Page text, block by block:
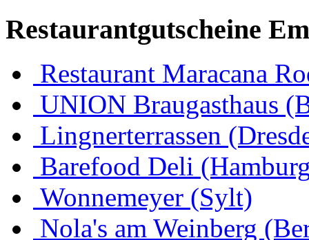
Restaurantgutscheine
Restaurant Maracana
UNION Braugasthaus
Lingnerterrassen
Barefood Deli
Wonnemeyer (Sylt)
Nola's am Weinberg